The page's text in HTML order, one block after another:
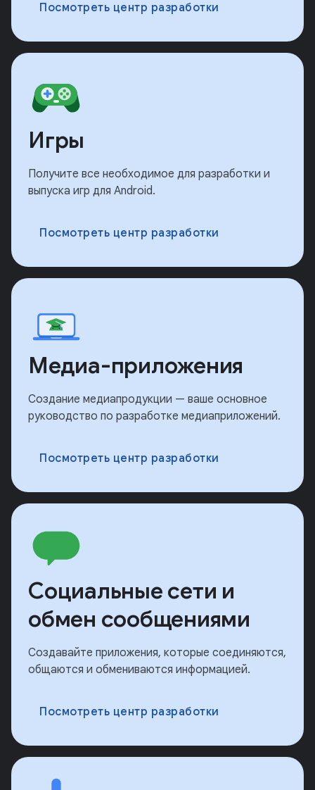
Посмотреть центр разработки
Игры
Получите все необходимое для разработки и
выпуска игр для Android.
Посмотреть центр разработки
Медиа-приложения
Создание медиапродукции — ваше основное
руководство по разработке медиаприложений.
Посмотреть центр разработки
Социальные сети и
обмен сообщениями
Создавайте приложения, которые соединяются,
общаются и обмениваются информацией.
Посмотреть центр разработки